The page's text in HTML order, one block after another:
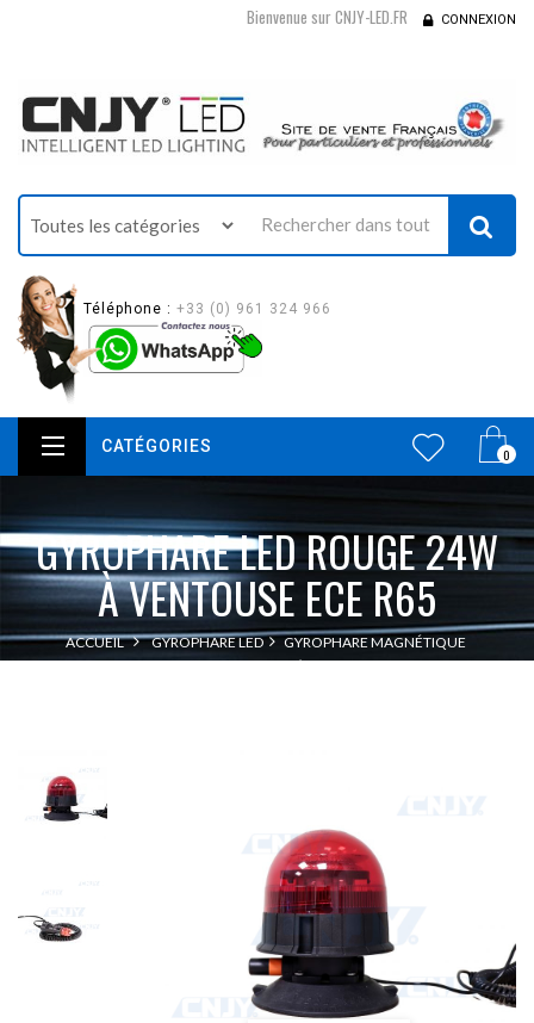
Bienvenue sur CNJY-LED.FR CONNEXION
Téléphone : +33 (0) 961 324 966
0
CATÉGORIES
GYROPHARE LED ROUGE 24W
À VENTOUSE ECE R65
ACCUEIL GYROPHARE LED GYROPHARE MAGNÉTIQUE